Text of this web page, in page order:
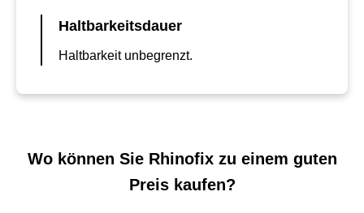
Haltbarkeitsdauer
Haltbarkeit unbegrenzt.
Wo können Sie Rhinofix zu einem guten
Preis kaufen?